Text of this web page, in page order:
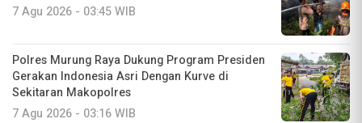
7 Agu 2026 - 03:45 WIB
Polres Murung Raya Dukung Program Presiden
Gerakan Indonesia Asri Dengan Kurve di
Sekitaran Makopolres
7 Agu 2026 - 03:16 WIB